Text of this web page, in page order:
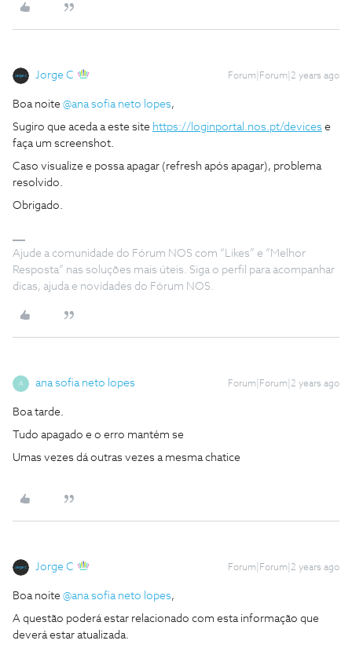
Jorge C Forum|Forum|2 years ago
Boa noite @ana sofia neto lopes,
Sugiro que aceda a este site https://loginportal.nos.pt/devices e
faça um screenshot.
Caso visualize e possa apagar (refresh após apagar), problema
resolvido.
Obrigado.
Ajude a comunidade do Fórum NOS com “Likes” e “Melhor
Resposta” nas soluções mais úteis. Siga o perfil para acompanhar
dicas, ajuda e novidades do Fórum NOS.
A ana sofia neto lopes Forum|Forum|2 years ago
Boa tarde.
Tudo apagado e o erro mantém se
Umas vezes dá outras vezes a mesma chatice
Jorge C Forum|Forum|2 years ago
Boa noite @ana sofia neto lopes,
A questão poderá estar relacionado com esta informação que
deverá estar atualizada.